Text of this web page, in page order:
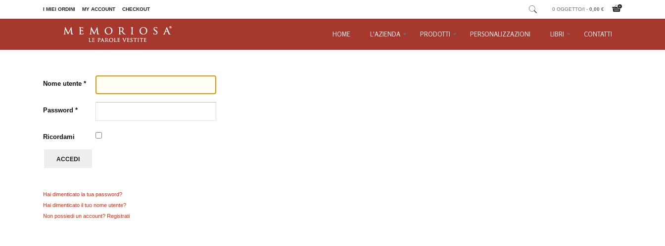
I MIEI ORDINI MY ACCOUNT CHECKOUT 0 OGGETTO/I - 0,00 €
HOME L'AZIENDA PRODOTTI
Taccuino Orion
Sottomano
Panni microfibra
PERSONALIZZAZIONI LIBRI CONTATTI
Nome utente *
Password *
Ricordami
ACCEDI
Hai dimenticato la tua password?
Hai dimenticato il tuo nome utente?
Non possiedi un account? Registrati